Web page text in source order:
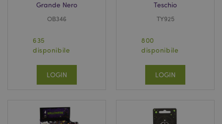
Grande Nero
OB346
635
disponibile
LOGIN
Teschio
TY925
800
disponibile
LOGIN